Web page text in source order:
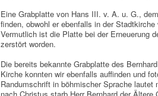
Eine Grabplatte von Hans III. v. A. u. G.,
finden, obwohl er ebenfalls in der
Vermutlich ist die Platte bei der Erneuerung
zerstört worden.
Die bereits bekannte Grabplatte des
Kirche konnten wir ebenfalls auffinden und
Randumschrift in böhmischer Sprache lautet
nach Christus starb Herr Bernhard der Ältere